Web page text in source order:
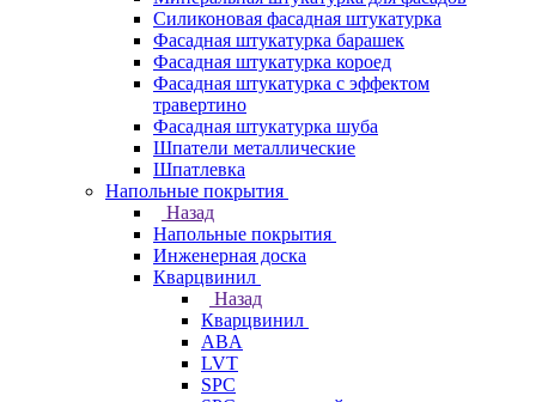
Силиконовая фасадная штукатурка
Фасадная штукатурка барашек
Фасадная штукатурка короед
Фасадная штукатурка с эффектом
травертино
Фасадная штукатурка шуба
Шпатели металлические
Шпатлевка
Напольные покрытия
Назад
Напольные покрытия
Инженерная доска
Кварцвинил
Назад
Кварцвинил
ABA
LVT
SPC